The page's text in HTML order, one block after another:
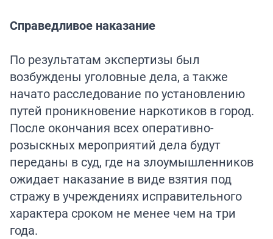
Справедливое наказание
По результатам экспертизы был
возбуждены уголовные дела, а также
начато расследование по установлению
путей проникновение наркотиков в город.
После окончания всех оперативно-
розыскных мероприятий дела будут
переданы в суд, где на злоумышленников
ожидает наказание в виде взятия под
стражу в учреждениях исправительного
характера сроком не менее чем на три
года.